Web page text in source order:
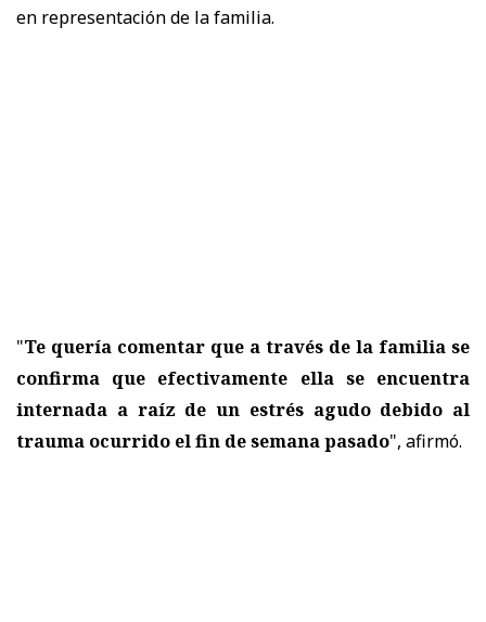
en representación de la familia.
"Te quería comentar que a través de la familia se
confirma que efectivamente ella se encuentra
internada a raíz de un estrés agudo debido al
trauma ocurrido el fin de semana pasado", afirmó.